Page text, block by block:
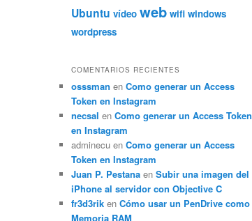
Ubuntu vídeo web wifi windows
wordpress
COMENTARIOS RECIENTES
osssman en Como generar un Access
Token en Instagram
necsal en Como generar un Access Token
en Instagram
adminecuen Como generar un Access
Token en Instagram
Juan P. Pestanaen Subir una imagen del
iPhone al servidor con Objective C
fr3d3riken Cómo usar un PenDrive como
Memoria RAM